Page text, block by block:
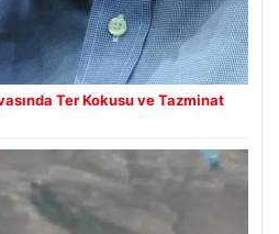
Ter Kokusu ve Tazminat